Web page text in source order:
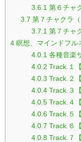
3.6.1 第６チャ
3.7 第７チャクラ
3.7.1 第７チャ
4 瞑想、マインドフル
4.0.1 各種音楽
4.0.2 Track.１
4.0.3 Track.２
4.0.4Track.３【
4.0.5Track.４
4.0.6Track.５【
4.0.7 Track.６
4.0.8 Track.７